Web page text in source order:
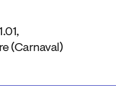
(Carnaval)